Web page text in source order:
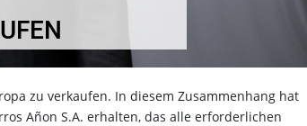
zu verkaufen. In diesem Zusammenhang hat
Añon S.A. erhalten, das alle erforderlichen